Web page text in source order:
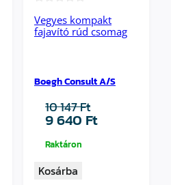
Vegyes kompakt
fajavító rúd csomag
Boegh Consult A/S
10 147Ft
Original
was:
147 Ft.
9 640 FtCurrent
Raktáron
Kosárba